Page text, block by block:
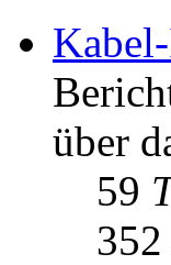
über
59
352